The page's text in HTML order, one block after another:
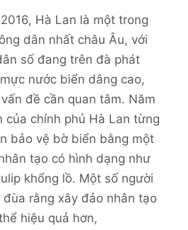
Hà Lan là một trong
dân nhất châu Âu, với
số đang trên đà phát
nước biển dâng cao,
đề cần quan tâm. Năm
của chính phủ Hà Lan từng
bảo vệ bờ biển bằng một
tạo có hình dạng như
khổng lồ. Một số người
rằng xây đảo nhân tạo
hiệu quả hơn,